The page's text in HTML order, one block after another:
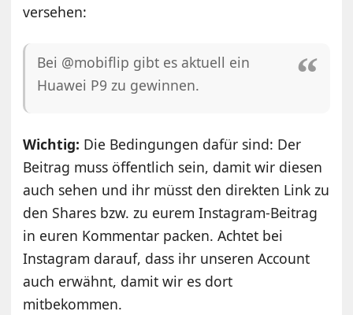
versehen:
Bei @mobiflip gibt es aktuell ein
Huawei P9 zu gewinnen.
Wichtig: Die Bedingungen dafür sind: Der
Beitrag muss öffentlich sein, damit wir diesen
auch sehen und ihr müsst den direkten Link zu
den Shares bzw. zu eurem Instagram-Beitrag
in euren Kommentar packen. Achtet bei
Instagram darauf, dass ihr unseren Account
auch erwähnt, damit wir es dort
mitbekommen.